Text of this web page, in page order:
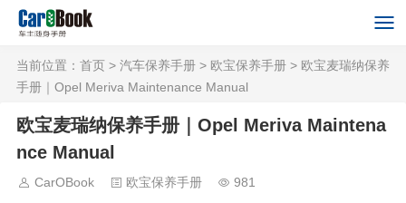
当前位置： 首页 > 汽车保养手册 > 欧宝保养手册 > 欧宝麦瑞纳保养
手册｜Opel Meriva Maintenance Manual
欧宝麦瑞纳保养手册｜Opel Meriva Maintena
nce Manual
CarOBook 欧宝保养手册 981